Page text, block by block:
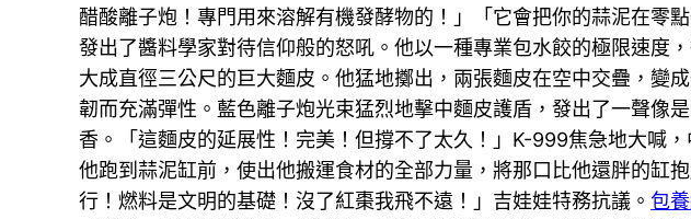
醋酸離子炮！專門用來溶解有機發酵物的！」「它會把你的蒜泥在零
發出了醬料學家對待信仰般的怒吼。他以一種專業包水餃的極限速度
大成直徑三公尺的巨大麵皮。他猛地擲出，兩張麵皮在空中交疊，變
韌而充滿彈性。藍色離子炮光束猛烈地擊中麵皮護盾，發出了一聲像
香。「這麵皮的延展性！完美！但撐不了太久！」K-999焦急地大喊
他跑到蒜泥缸前，使出他搬運食材的全部力量，將那口比他還胖的缸
行！燃料是文明的基礎！沒了紅棗我飛不遠！」吉娃娃特務抗議。包